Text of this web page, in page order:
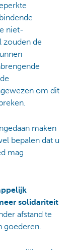
niet-
zouden de
om dit
maken
bepalen dat u
mag
solidariteit
afstand te
goederen.